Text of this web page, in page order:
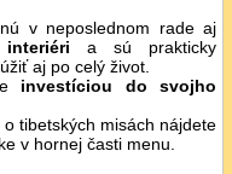
v neposlednom rade aj
a sú prakticky
aj po celý život.
investíciou do svojho
tibetských misách nájdete
v hornej časti menu.